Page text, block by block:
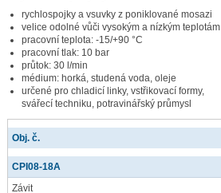
rychlospojky a vsuvky z poniklované mosazi
velice odolné vůči vysokým a nízkým teplotám
pracovní teplota: -15/+90 °C
pracovní tlak: 10 bar
průtok: 30 l/min
médium: horká, studená voda, oleje
určené pro chladicí linky, vstřikovací formy,
svářecí techniku, potravinářský průmysl
Obj. č.
CPI08-18A
Závit